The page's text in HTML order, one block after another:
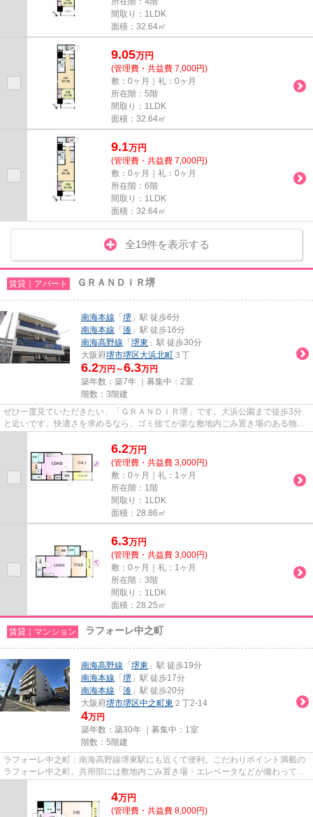
間取り：1LDK
面積：32.64㎡
9.05万円
(管理費・共益費 7,000円)
敷：0ヶ月｜礼：0ヶ月
所在階：5階
間取り：1LDK
面積：32.64㎡
9.1万円
(管理費・共益費 7,000円)
敷：0ヶ月｜礼：0ヶ月
所在階：6階
間取り：1LDK
面積：32.64㎡
全19件を表示する
賃貸｜アパート ＧＲＡＮＤＩＲ堺
南海本線 「 堺 」駅 徒歩6分
南海本線 「 湊 」駅 徒歩16分
南海高野線 「 堺東 」駅 徒歩30分
大阪府堺市堺区大浜北町 ３丁
6.2万円～6.3万円
築年数：築7年 ｜募集中： 2室
階数：3階建
ぜひ一度見ていただきたい、「ＧＲＡＮＤＩＲ堺」です。大浜公園まで徒歩3分
と近いです。快適さを求めるなら、ゴミ捨てが楽な敷地内ごみ置き場のある物件
6.2万円
(管理費・共益費 3,000円)
敷：0ヶ月｜礼：1ヶ月
所在階：1階
間取り：1LDK
面積：28.86㎡
6.3万円
(管理費・共益費 3,000円)
敷：0ヶ月｜礼：1ヶ月
所在階：3階
間取り：1LDK
面積：28.25㎡
賃貸｜マンション ラフォーレ中之町
南海高野線 「 堺東 」駅 徒歩19分
南海本線 「 堺 」駅 徒歩17分
南海本線 「 湊 」駅 徒歩20分
大阪府堺市堺区中之町東 ２丁2-14
4万円
築年数：築30年 ｜募集中： 1室
階数：5階建
ラフォーレ中之町：南海高野線堺東駅にも近くて便利。こだわりポイント満載の
ラフォーレ中之町。共用部には敷地内ごみ置き場・エレベータなどが備わってお
4万円
(管理費・共益費 8,000円)